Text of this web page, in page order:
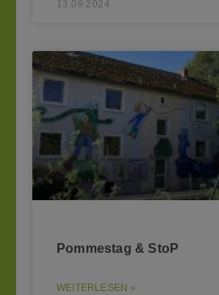
13.09.2024
Pommestag & StoP
WEITERLESEN »